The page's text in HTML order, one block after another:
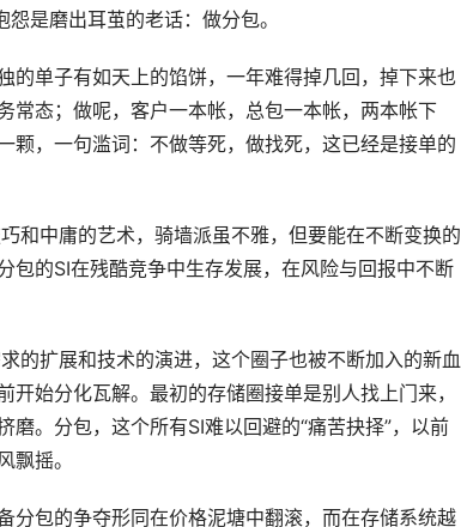
是磨出耳茧的老话：做分包。
单子有如天上的馅饼，一年难得掉几回，掉下来也
常态；做呢，客户一本帐，总包一本帐，两本帐下
颗，一句滥词：不做等死，做找死，这已经是接单的
中庸的艺术，骑墙派虽不雅，但要能在不断变换的
包的SI在残酷竞争中生存发展，在风险与回报中不断
扩展和技术的演进，这个圈子也被不断加入的新血
始分化瓦解。最初的存储圈接单是别人找上门来，
。分包，这个所有SI难以回避的“痛苦抉择”，以前
摇。
包的争夺形同在价格泥塘中翻滚，而在存储系统越